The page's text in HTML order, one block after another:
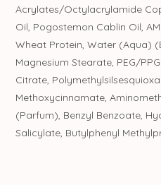
Acrylates/Octylacrylamide
Oil, Pogostemon Cablin Oil,
Wheat Protein, Water (Aqua)
Magnesium Stearate, PEG/
Citrate,
Methoxycinnamate,
(Parfum), Benzyl Benzoate,
Salicylate, Butylphenyl